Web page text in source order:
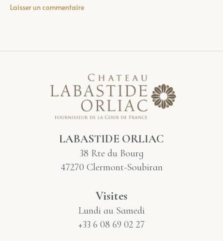
LABASTIDE ORLIAC
38 Rte du Bourg
47270 Clermont-Soubiran
Visites
Lundi au Samedi
+33 6 08 69 02 27